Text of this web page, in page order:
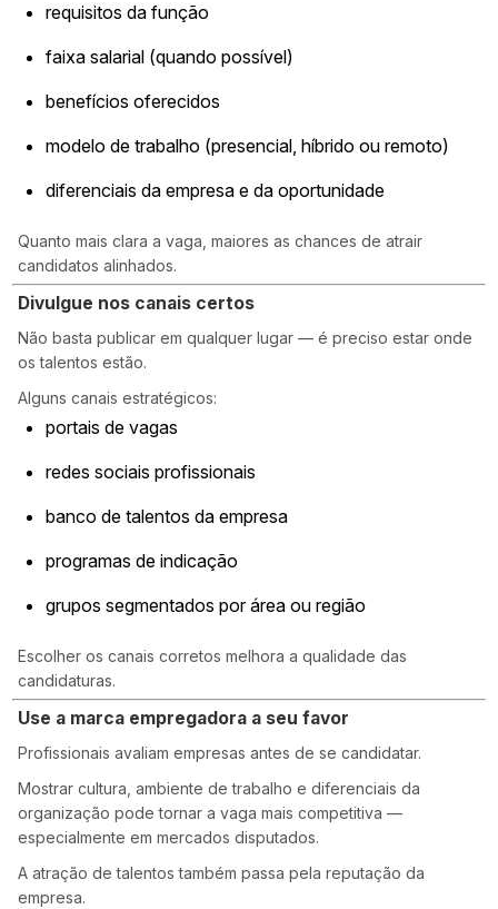
requisitos da função
faixa salarial (quando possível)
benefícios oferecidos
modelo de trabalho (presencial, híbrido ou remoto)
diferenciais da empresa e da oportunidade
Quanto mais clara a vaga, maiores as chances de atrair
candidatos alinhados.
Divulgue nos canais certos
Não basta publicar em qualquer lugar — é preciso estar onde
os talentos estão.
Alguns canais estratégicos:
portais de vagas
redes sociais profissionais
banco de talentos da empresa
programas de indicação
grupos segmentados por área ou região
Escolher os canais corretos melhora a qualidade das
candidaturas.
Use a marca empregadora a seu favor
Profissionais avaliam empresas antes de se candidatar.
Mostrar cultura, ambiente de trabalho e diferenciais da
organização pode tornar a vaga mais competitiva —
especialmente em mercados disputados.
A atração de talentos também passa pela reputação da
empresa.